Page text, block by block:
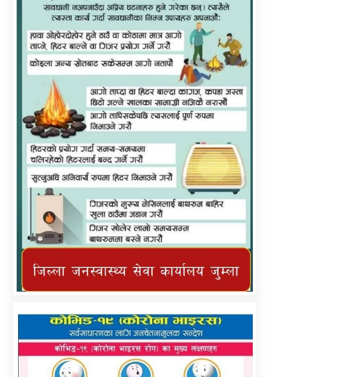
कर्णाली प्राविधि शिक्षालय जुम्लाको सुचना
तातोपानी गाउँपालिका जुम्लाको महिनावारी